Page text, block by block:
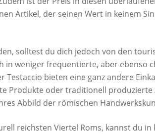
Artikel, der seinen Wert in keinem
solltest du dich jedoch von den
in weniger frequentierte, aber ebenso
Testaccio bieten eine ganz andere
Produkte oder traditionell
Abbild der römischen
reichsten Viertel Roms, kannst du